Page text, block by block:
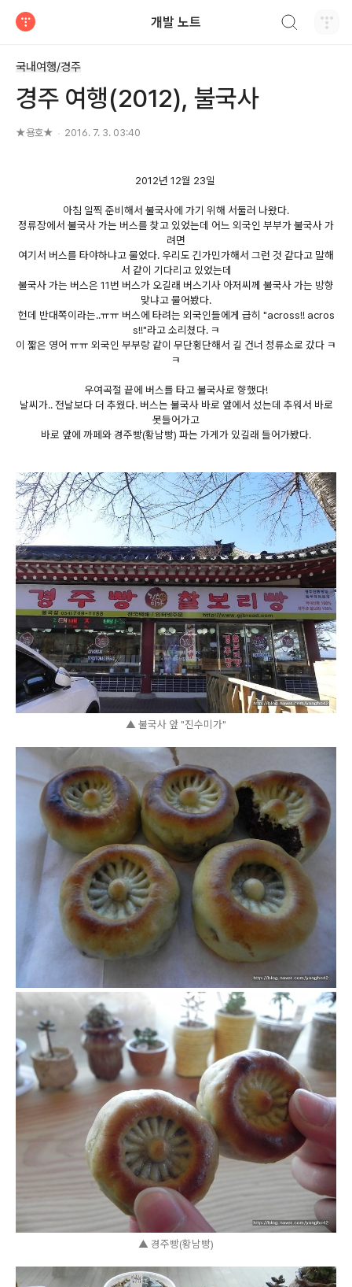
개발 노트
국내여행/경주
경주 여행(2012), 불국사
★용호★ 2016. 7. 3. 03:40
2012년 12월 23일
아침 일찍 준비해서 불국사에 가기 위해 서둘러 나왔다.
정류장에서 불국사 가는 버스를 찾고 있었는데 어느 외국인 부부가 불국사 가
려면
여기서 버스를 타야하냐고 물었다. 우리도 긴가민가해서 그런 것 같다고 말해
서 같이 기다리고 있었는데
불국사 가는 버스은 11번 버스가 오길래 버스기사 아저씨께 불국사 가는 방향
맞냐고 물어봤다.
헌데 반대쪽이라는..ㅠㅠ 버스에 타려는 외국인들에게 급히 "across!! acros
s!!"라고 소리쳤다. ㅋ
이 짧은 영어 ㅠㅠ 외국인 부부랑 같이 무단횡단해서 길 건너 정류소로 갔다 ㅋ
ㅋ
우여곡절 끝에 버스를 타고 불국사로 향했다!
날씨가.. 전날보다 더 추웠다. 버스는 불국사 바로 앞에서 섰는데 추워서 바로
못들어가고
바로 앞에 까페와 경주빵(황남빵) 파는 가게가 있길래 들어가봤다.
▲ 불국사 앞 "진수미가"
▲ 경주빵(황남빵)